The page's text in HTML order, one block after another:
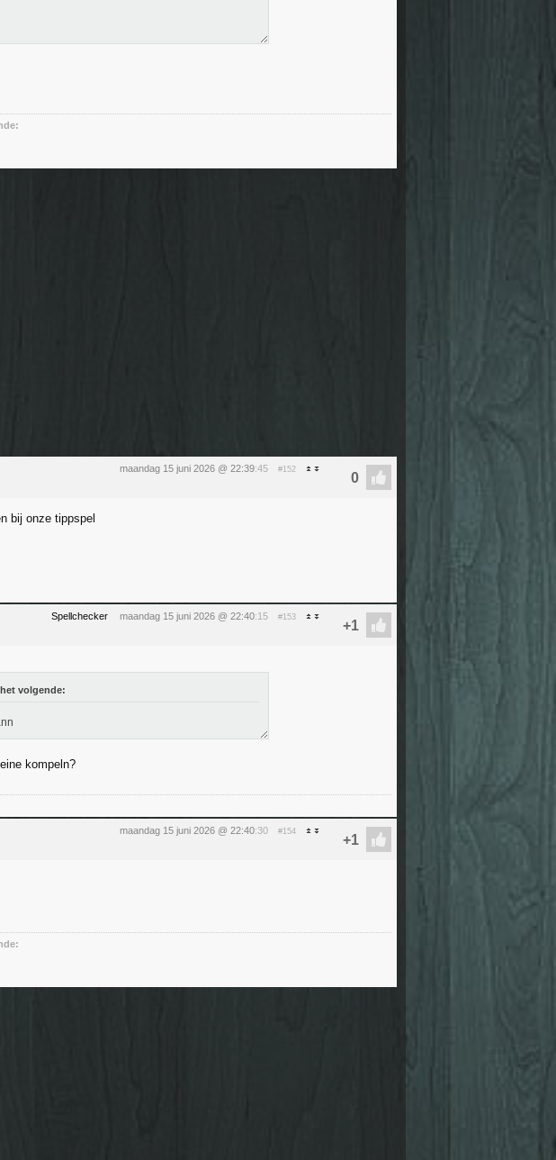
maandag 15 juni 2026 @ 22:39:45 #152
bij onze tippspel
Spellchecker maandag 15 juni 2026 @ 22:40:15 #153
het volgende:
kompeln?
maandag 15 juni 2026 @ 22:40:30 #154